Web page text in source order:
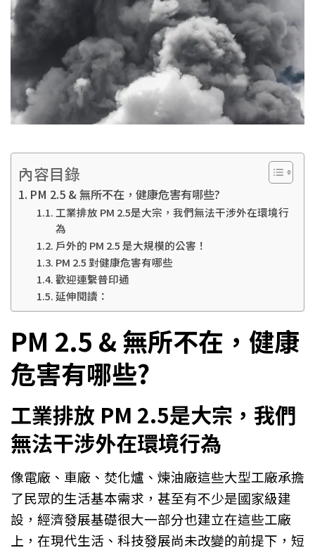
內容目錄
PM 2.5 & 無所不在，健康危害有哪些?
工業排放 PM 2.5是大宗，我們無法干涉外在環境行
為
戶外的 PM 2.5 是大規模的公害！
PM 2.5 對健康危害有哪些
歡迎連繫普印通
延伸閱讀：
PM 2.5 & 無所不在，健康
危害有哪些?
工業排放 PM 2.5是大宗，我們
無法干涉外在環境行為
像電廠、車廠、焚化爐、煉油廠這些大型工廠承擔
了民眾的生活基本需求，甚至有不少是國家級建
設，經濟發展基礎很大一部分也建立在這些工廠
上，在現代生活、科技發展尚未改變的前提下，短